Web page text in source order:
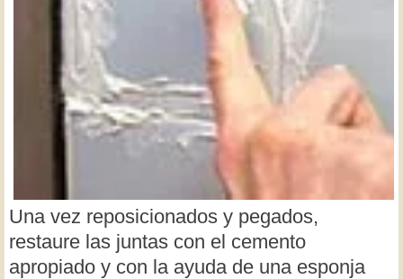
Una vez reposicionados y pegados,
restaure las juntas con el cemento
apropiado y con la ayuda de una esponja